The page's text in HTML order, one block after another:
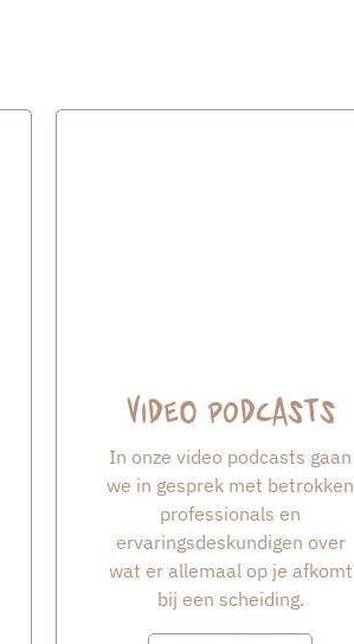
Video podcasts
In onze video podcasts gaan
we in gesprek met betrokken
professionals en
ervaringsdeskundigen over
wat er allemaal op je afkomt
bij een scheiding.